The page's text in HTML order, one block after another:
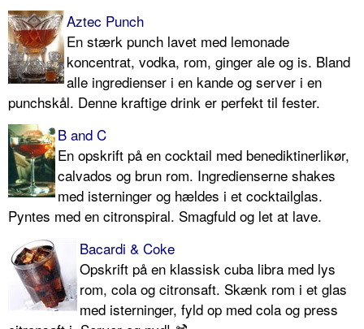
Aztec Punch
En stærk punch lavet med lemonade
koncentrat, vodka, rom, ginger ale og is. Bland
alle ingredienser i en kande og server i en
punchskål. Denne kraftige drink er perfekt til fester.
B and C
En opskrift på en cocktail med benediktinerlikør,
calvados og brun rom. Ingredienserne shakes
med isterninger og hældes i et cocktailglas.
Pyntes med en citronspiral. Smagfuld og let at lave.
Bacardi & Coke
Opskrift på en klassisk cuba libra med lys
rom, cola og citronsaft. Skænk rom i et glas
med isterninger, fyld op med cola og press